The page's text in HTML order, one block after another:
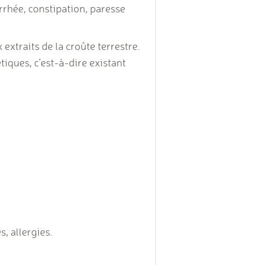
constipation, paresse
de la croûte terrestre.
c’est-à-dire existant
allergies.